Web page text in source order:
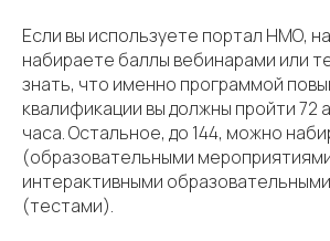
Если вы используете портал НМО,
набираете баллы вебинарами или
знать, что именно программой
квалификации вы должны пройти 72
часа. Остальное, до 144, можно
(образовательными
интерактивными
(тестами).